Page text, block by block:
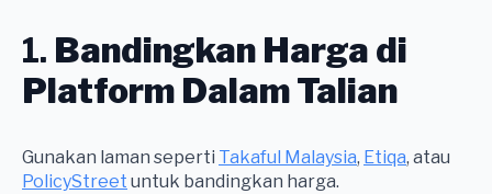
1. Bandingkan Harga di
Platform Dalam Talian
Gunakan laman seperti Takaful Malaysia, Etiqa, atau
PolicyStreet untuk bandingkan harga.